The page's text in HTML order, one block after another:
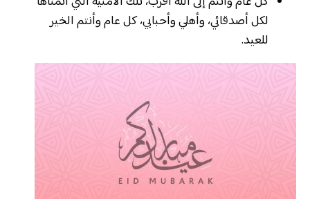
لكل أصدقائي، وأهلي وأحبابي، كل عام وأنتم الخير
للعيد.